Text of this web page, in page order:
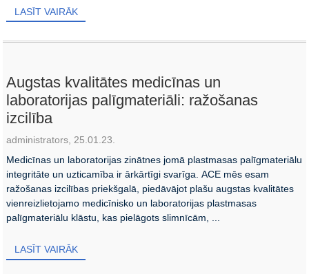
LASĪT VAIRĀK
Augstas kvalitātes medicīnas un
laboratorijas palīgmateriāli: ražošanas
izcilība
administrators, 25.01.23.
Medicīnas un laboratorijas zinātnes jomā plastmasas palīgmateriālu
integritāte un uzticamība ir ārkārtīgi svarīga. ACE mēs esam
ražošanas izcilības priekšgalā, piedāvājot plašu augstas kvalitātes
vienreizlietojamo medicīnisko un laboratorijas plastmasas
palīgmateriālu klāstu, kas pielāgots slimnīcām, ...
LASĪT VAIRĀK